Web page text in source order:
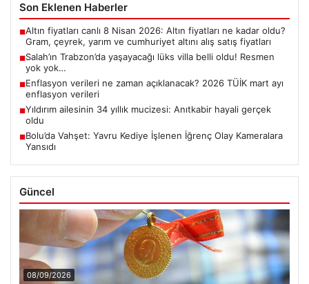
Son Eklenen Haberler
■Altın fiyatları canlı 8 Nisan 2026: Altın fiyatları ne kadar oldu?
Gram, çeyrek, yarım ve cumhuriyet altını alış satış fiyatları
■Salah’ın Trabzon’da yaşayacağı lüks villa belli oldu! Resmen
yok yok…
■Enflasyon verileri ne zaman açıklanacak? 2026 TÜİK mart ayı
enflasyon verileri
■Yıldırım ailesinin 34 yıllık mucizesi: Anıtkabir hayali gerçek
oldu
■Bolu’da Vahşet: Yavru Kediye İşlenen İğrenç Olay Kameralara
Yansıdı
Güncel
08/09/2026